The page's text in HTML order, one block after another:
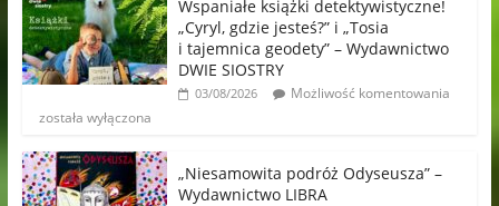
Wspaniałe książki detektywistyczne!
„Cyryl, gdzie jesteś?” i „Tosia
i tajemnica geodety” – Wydawnictwo
DWIE SIOSTRY
03/08/2026
Możliwość komentowania
została wyłączona
„Niesamowita podróż Odyseusza” –
Wydawnictwo LIBRA